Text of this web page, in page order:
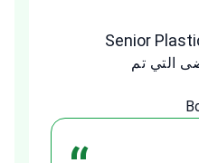
Senior
التي تم